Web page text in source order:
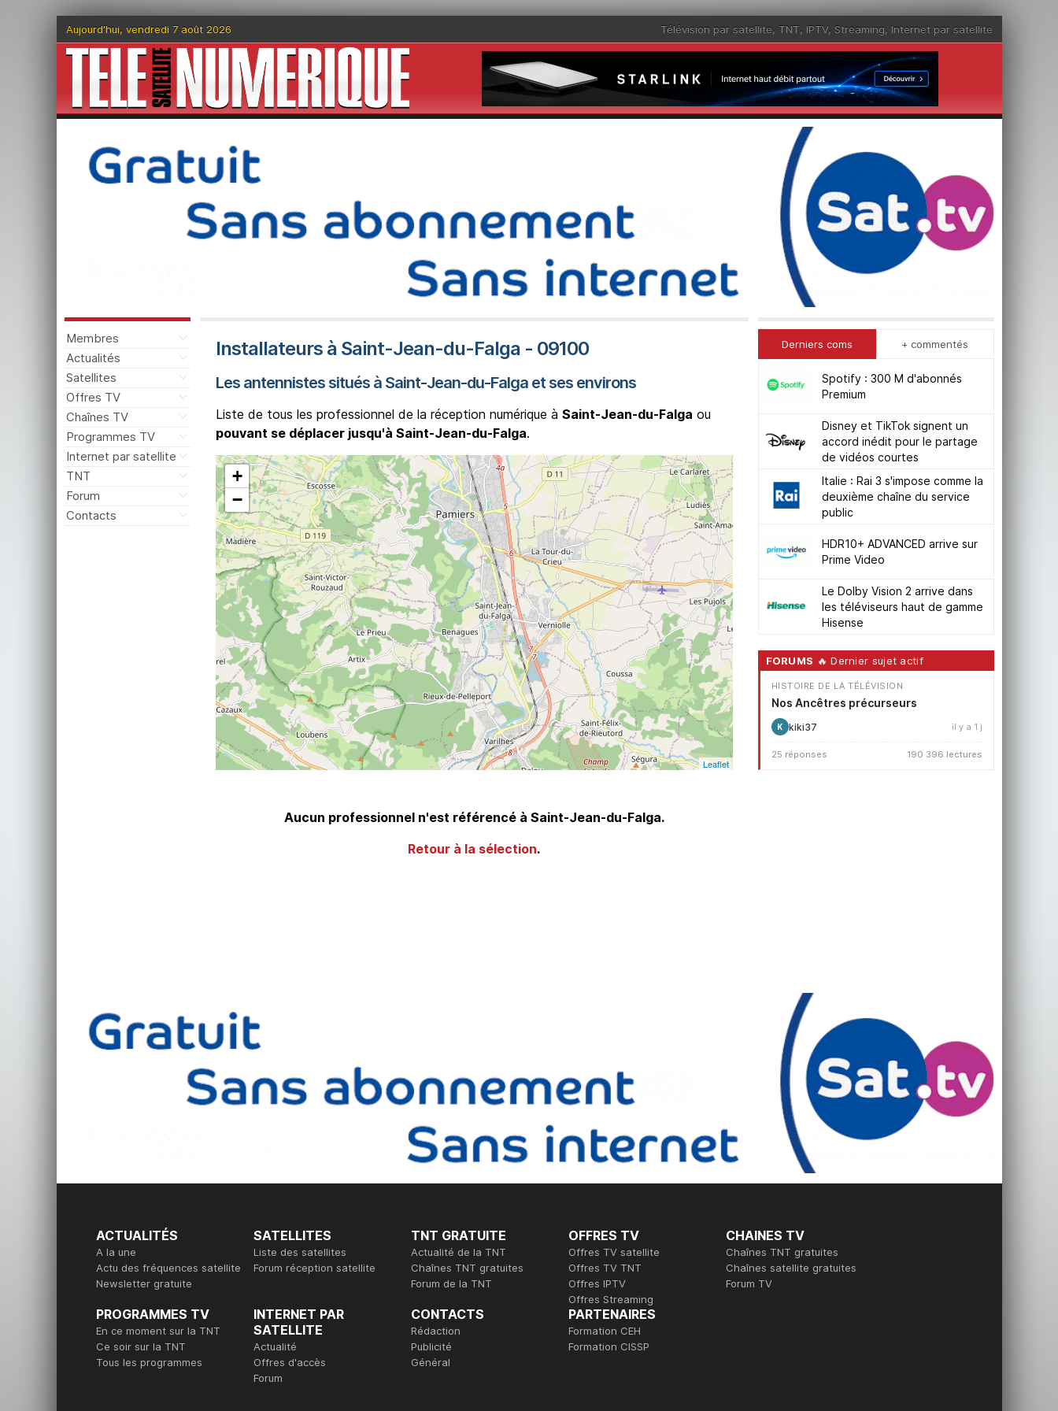
Aujourd'hui, vendredi 7 août 2026 Télévision par satellite, TNT, IPTV, Streaming, Internet par satellite
Membres
Actualités
Satellites
Offres TV
Chaînes TV
Programmes TV
Internet par satellite
TNT
Forum
Contacts
Installateurs à Saint-Jean-du-Falga - 09100
Les antennistes situés à Saint-Jean-du-Falga et ses environs
Liste de tous les professionnel de la réception numérique à Saint-Jean-du-Falga ou
pouvant se déplacer jusqu'à Saint-Jean-du-Falga.
+
−
Leaflet
Aucun professionnel n'est référencé à Saint-Jean-du-Falga.
Retour à la sélection.
Derniers coms + commentés
Spotify : 300 M d'abonnés
Premium
Disney et TikTok signent un
accord inédit pour le partage
de vidéos courtes
Italie : Rai 3 s'impose comme la
deuxième chaîne du service
public
HDR10+ ADVANCED arrive sur
Prime Video
Le Dolby Vision 2 arrive dans
les téléviseurs haut de gamme
Hisense
FORUMS 🔥 Dernier sujet actif
HISTOIRE DE LA TÉLÉVISION
Nos Ancêtres précurseurs
K kiki37 il y a 1 j
25 réponses 190 396 lectures
ACTUALITÉS
A la une
Actu des fréquences satellite
Newsletter gratuite
SATELLITES
Liste des satellites
Forum réception satellite
TNT GRATUITE
Actualité de la TNT
Chaînes TNT gratuites
Forum de la TNT
OFFRES TV
Offres TV satellite
Offres TV TNT
Offres IPTV
Offres Streaming
CHAINES TV
Chaînes TNT gratuites
Chaînes satellite gratuites
Forum TV
PROGRAMMES TV
En ce moment sur la TNT
Ce soir sur la TNT
Tous les programmes
INTERNET PAR
SATELLITE
Actualité
Offres d'accès
Forum
CONTACTS
Rédaction
Publicité
Général
PARTENAIRES
Formation CEH
Formation CISSP